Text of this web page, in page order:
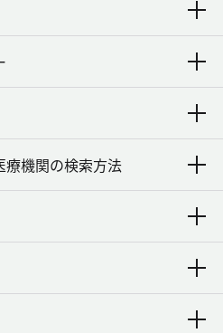
療機関の検索方法